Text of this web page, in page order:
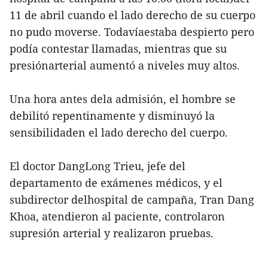
11 de abril cuando el lado derecho de su cuerpo
no pudo moverse. Todavíaestaba despierto pero
podía contestar llamadas, mientras que su
presiónarterial aumentó a niveles muy altos.
Una hora antes dela admisión, el hombre se
debilitó repentinamente y disminuyó la
sensibilidaden el lado derecho del cuerpo.
El doctor DangLong Trieu, jefe del
departamento de exámenes médicos, y el
subdirector delhospital de campaña, Tran Dang
Khoa, atendieron al paciente, controlaron
supresión arterial y realizaron pruebas.